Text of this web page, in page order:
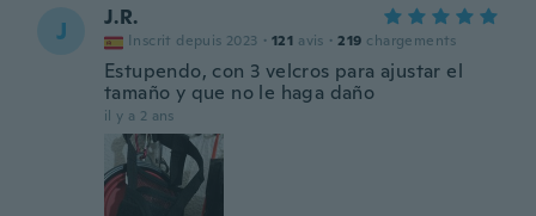
J J.R.
Inscrit depuis 2023 · 121 avis · 219 chargements
Estupendo, con 3 velcros para ajustar el
tamaño y que no le haga daño
il y a 2 ans